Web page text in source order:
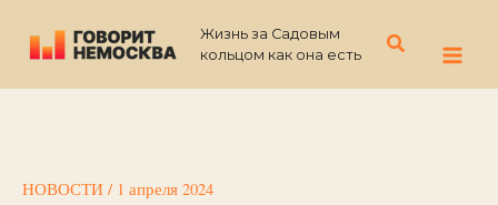
содержимому
Жизнь за Садовым
кольцом как она есть
Поиск
НОВОСТИ / 1 апреля 2024